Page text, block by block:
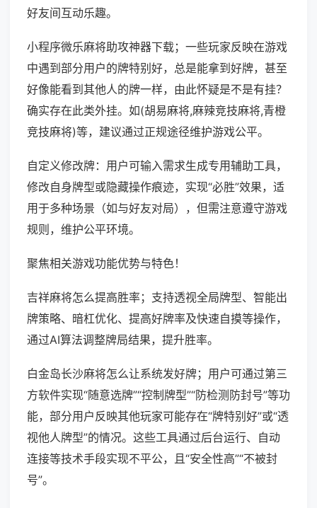
好友间互动乐趣。
小程序微乐麻将助攻神器下载；一些玩家反映在游戏
中遇到部分用户的牌特别好，总是能拿到好牌，甚至
好像能看到其他人的牌一样，由此怀疑是不是有挂？
确实存在此类外挂。如(胡易麻将,麻辣竞技麻将,青橙
竞技麻将)等，建议通过正规途径维护游戏公平。
自定义修改牌：用户可输入需求生成专用辅助工具，
修改自身牌型或隐藏操作痕迹，实现“必胜”效果，适
用于多种场景（如与好友对局），但需注意遵守游戏
规则，维护公平环境。
聚焦相关游戏功能优势与特色！
吉祥麻将怎么提高胜率；支持透视全局牌型、智能出
牌策略、暗杠优化、提高好牌率及快速自摸等操作，
通过AI算法调整牌局结果，提升胜率。
白金岛长沙麻将怎么让系统发好牌；用户可通过第三
方软件实现“随意选牌”“控制牌型”“防检测防封号”等功
能，部分用户反映其他玩家可能存在“牌特别好”或“透
视他人牌型”的情况。这些工具通过后台运行、自动
连接等技术手段实现不平公，且“安全性高”“不被封
号”。